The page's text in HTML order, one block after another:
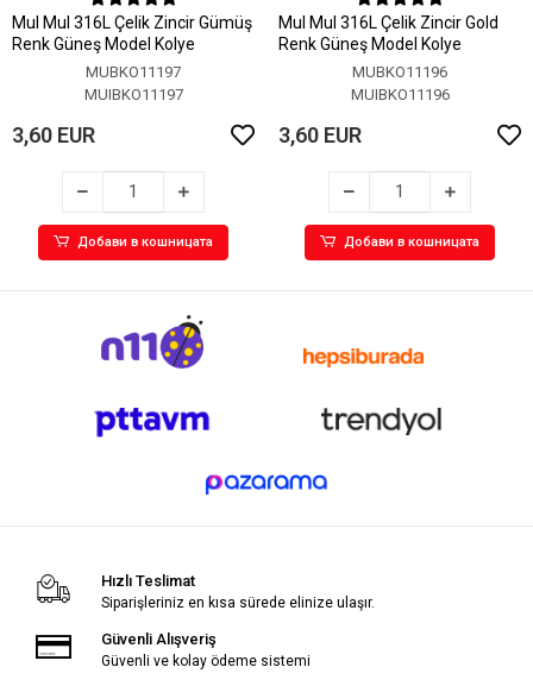
MuI MuI 316L Çelik Zincir Gümüş
Renk Güneş Model Kolye
MUBKO11197
MUIBKO11197
3,60 EUR
Добави в кошницата
MuI MuI 316L Çelik Zincir Gold
Renk Güneş Model Kolye
MUBKO11196
MUIBKO11196
3,60 EUR
Добави в кошницата
Hızlı Teslimat
Siparişleriniz en kısa sürede elinize ulaşır.
Güvenli Alışveriş
Güvenli ve kolay ödeme sistemi